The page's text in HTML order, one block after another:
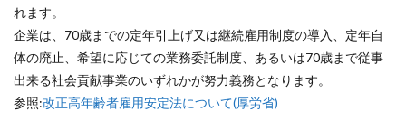
れます。
企業は、70歳までの定年引上げ又は継続雇用制度の導入、定年自
体の廃止、希望に応じての業務委託制度、あるいは70歳まで従事
出来る社会貢献事業のいずれかが努力義務となります。
参照:改正高年齢者雇用安定法について(厚労省)